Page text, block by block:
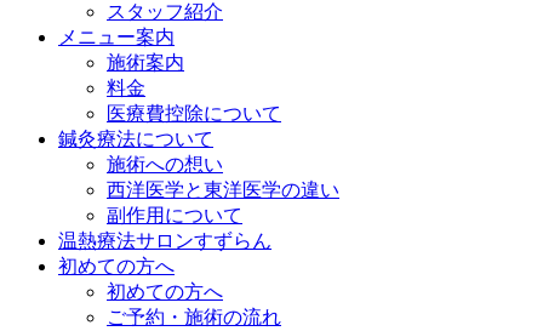
スタッフ紹介
メニュー案内
施術案内
料金
医療費控除について
鍼灸療法について
施術への想い
西洋医学と東洋医学の違い
副作用について
温熱療法サロンすずらん
初めての方へ
初めての方へ
ご予約・施術の流れ